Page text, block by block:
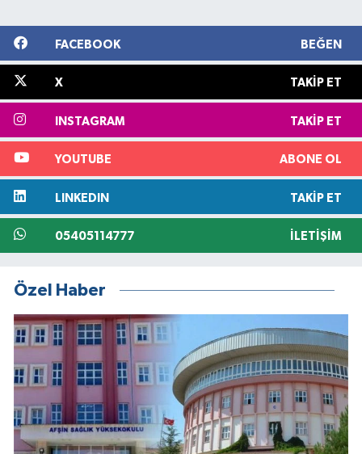
FACEBOOK BEĞEN
X TAKIP ET
INSTAGRAM TAKIP ET
YOUTUBE ABONE OL
LINKEDIN TAKIP ET
05405114777 İLETIŞIM
Özel Haber